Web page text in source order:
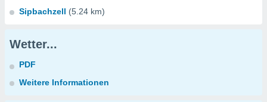
Sipbachzell (5.24 km)
Wetter...
PDF
Weitere Informationen